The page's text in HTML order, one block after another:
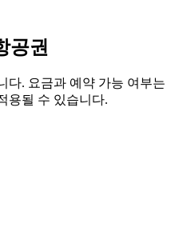
공권
다. 요금과 예약 가능 여부는
용될 수 있습니다.